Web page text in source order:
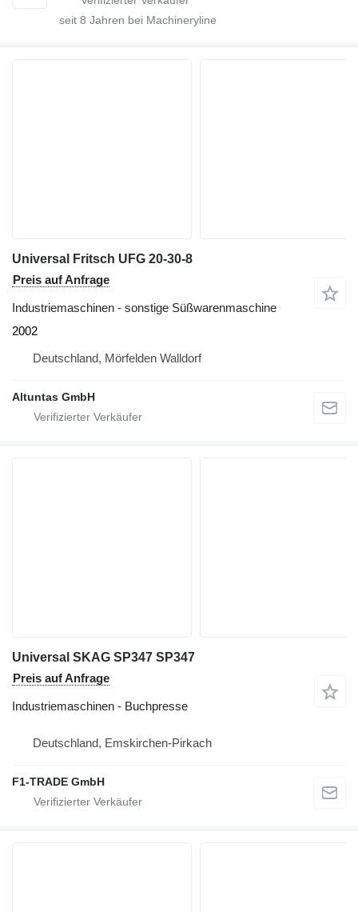
seit 8 Jahren bei Machineryline
Universal Fritsch UFG 20-30-8
Preis auf Anfrage
Industriemaschinen - sonstige Süßwarenmaschine
2002
Deutschland, Mörfelden Walldorf
Altuntas GmbH
Universal SKAG SP347 SP347
Preis auf Anfrage
Industriemaschinen - Buchpresse
Deutschland, Emskirchen-Pirkach
F1-TRADE GmbH